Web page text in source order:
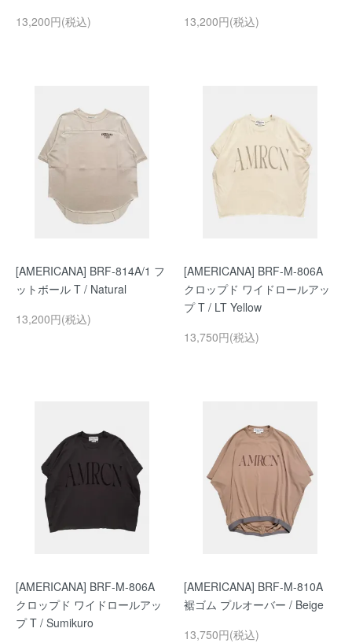
13,200円(税込)
13,200円(税込)
[AMERICANA] BRF-814A/1 フ
ットボール T / Natural
13,200円(税込)
[AMERICANA] BRF-M-806A
クロップド ワイドロールアッ
プ T / LT Yellow
13,750円(税込)
[AMERICANA] BRF-M-806A
クロップド ワイドロールアッ
プ T / Sumikuro
[AMERICANA] BRF-M-810A
裾ゴム プルオーバー / Beige
13,750円(税込)